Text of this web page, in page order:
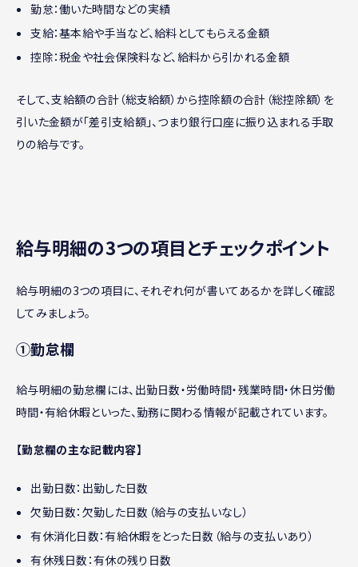
勤怠：働いた時間などの実績
支給：基本給や手当など、給料としてもらえる金額
控除：税金や社会保険料など、給料から引かれる金額
そして、支給額の合計（総支給額）から控除額の合計（総控除額）を
引いた金額が「差引支給額」、つまり銀行口座に振り込まれる手取
りの給与です。
給与明細の3つの項目とチェックポイント
給与明細の3つの項目に、それぞれ何が書いてあるかを詳しく確認
してみましょう。
①勤怠欄
給与明細の勤怠欄には、出勤日数・労働時間・残業時間・休日労働
時間・有給休暇といった、勤務に関わる情報が記載されています。
【勤怠欄の主な記載内容】
出勤日数：出勤した日数
欠勤日数：欠勤した日数（給与の支払いなし）
有休消化日数：有給休暇をとった日数（給与の支払いあり）
有休残日数：有休の残り日数